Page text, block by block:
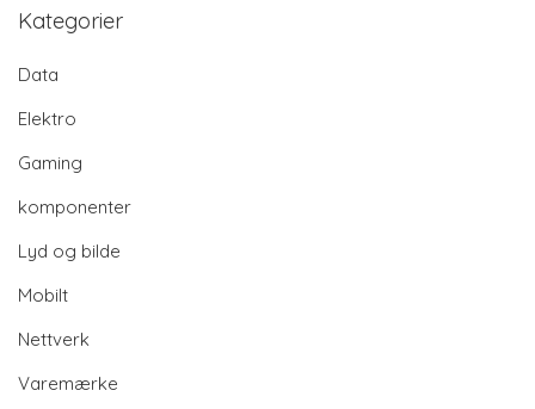
Kategorier
Data
Elektro
Gaming
komponenter
Lyd og bilde
Mobilt
Nettverk
Varemærke